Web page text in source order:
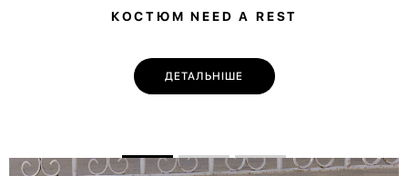
КОСТЮМ NEED A REST
ДЕТАЛЬНІШЕ